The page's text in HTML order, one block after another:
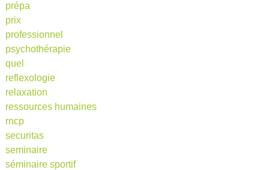
prépa
prix
professionnel
psychothérapie
quel
reflexologie
relaxation
ressources humaines
rncp
securitas
seminaire
séminaire sportif